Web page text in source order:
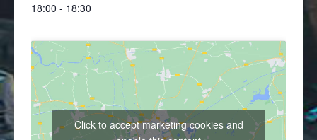
18:00 - 18:30
Click to accept marketing cookies and